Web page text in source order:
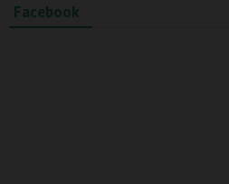
Facebook